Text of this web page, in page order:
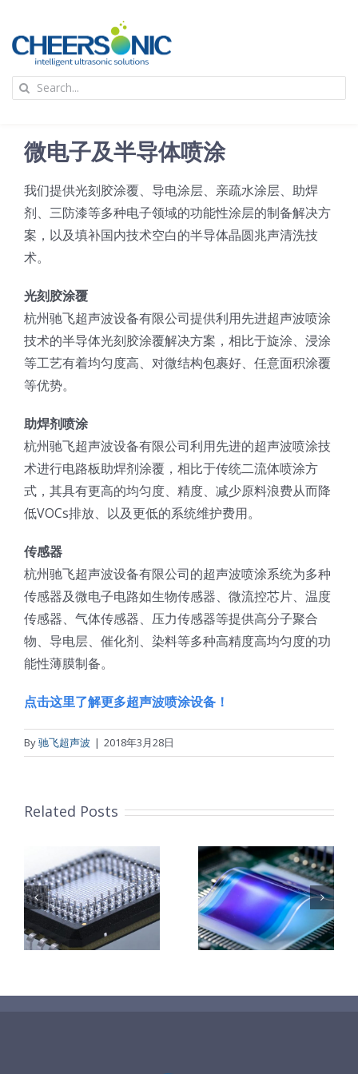
content
应用
超声波设备
氢能技术科普
光伏技术科普
锂电技术科普
半导体技术科普
粉体行业技术科普
超声波喷涂原理
喷涂的影响因素
超声波喷雾成型系统
耐化学腐蚀的喷嘴
新闻
联系我们
关于我们
中文
ENGLISH
Search
微电子及半导体喷涂
我们提供光刻胶涂覆、导电涂层、亲疏水涂层、助焊
剂、三防漆等多种电子领域的功能性涂层的制备解决方
案，以及填补国内技术空白的半导体晶圆兆声清洗技
术。
光刻胶涂覆
杭州驰飞超声波设备有限公司提供利用先进超声波喷涂
技术的半导体光刻胶涂覆解决方案，相比于旋涂、浸涂
等工艺有着均匀度高、对微结构包裹好、任意面积涂覆
等优势。
助焊剂喷涂
杭州驰飞超声波设备有限公司利用先进的超声波喷涂技
术进行电路板助焊剂涂覆，相比于传统二流体喷涂方
式，其具有更高的均匀度、精度、减少原料浪费从而降
低VOCs排放、以及更低的系统维护费用。
传感器
杭州驰飞超声波设备有限公司的超声波喷涂系统为多种
传感器及微电子电路如生物传感器、微流控芯片、温度
传感器、气体传感器、压力传感器等提供高分子聚合
物、导电层、催化剂、染料等多种高精度高均匀度的功
能性薄膜制备。
点击这里了解更多超声波喷涂设备！
By驰飞超声波 | 2018年3月28日
Related Posts
柔性薄膜光致
变色膜制备 超
声波喷涂工艺
原理及应用研
钛基钌铱阳极
超声波涂覆解
决方案